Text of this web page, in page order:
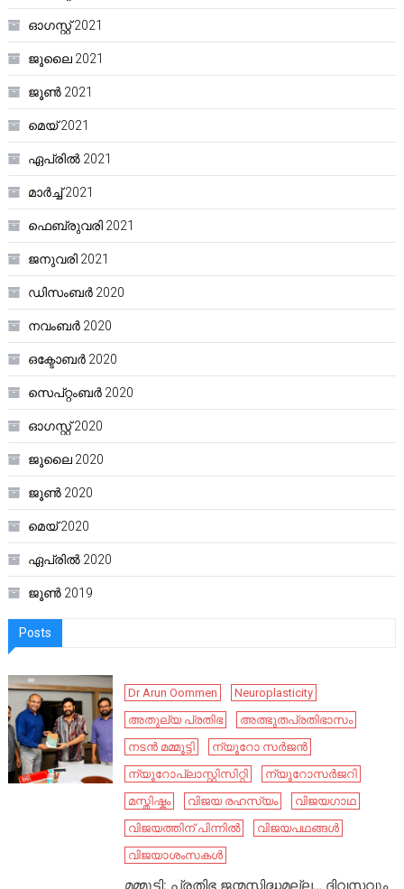
ഓഗസ്റ്റ്‌ 2021
ജൂലൈ 2021
ജൂൺ 2021
മെയ്‌ 2021
ഏപ്രിൽ 2021
മാർച്ച്‌ 2021
ഫെബ്രുവരി 2021
ജനുവരി 2021
ഡിസംബർ 2020
നവംബർ 2020
ഒക്ടോബർ 2020
സെപ്റ്റംബർ 2020
ഓഗസ്റ്റ്‌ 2020
ജൂലൈ 2020
ജൂൺ 2020
മെയ്‌ 2020
ഏപ്രിൽ 2020
ജൂൺ 2019
Posts
Dr Arun Oommen
Neuroplasticity
അതുല്യ പ്രതിഭ
അത്ഭുതപ്രതിഭാസം
നടൻ മമ്മൂട്ടി
ന്യൂറോ സർജൻ
ന്യൂറോപ്ലാസ്റ്റിസിറ്റി
ന്യൂറോസർജറി
മസ്തിഷ്കം
വിജയ രഹസ്യം
വിജയഗാഥ
വിജയത്തിന് പിന്നിൽ
വിജയപഥങ്ങൾ
വിജയാശംസകൾ
മമ്മൂട്ടി: പ്രതിഭ ജന്മസിദ്ധമല്ല… ദിവസവും